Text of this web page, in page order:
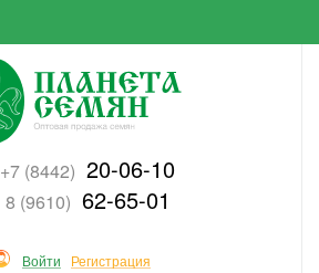
+7 (8442) 20-06-10
8 (9610) 62-65-01
Войти
Регистрация